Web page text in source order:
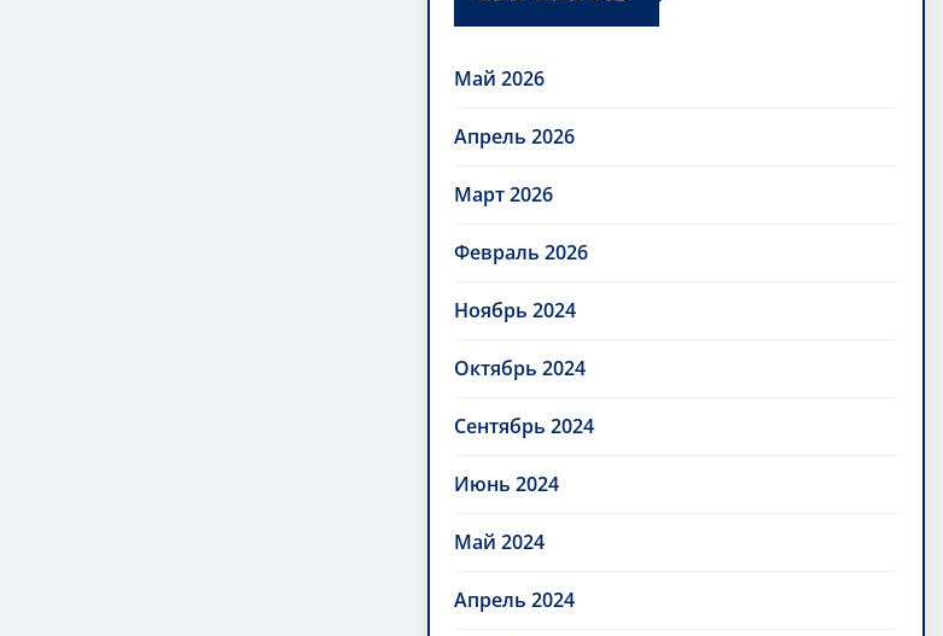
Май 2026
Апрель 2026
Март 2026
Февраль 2026
Ноябрь 2024
Октябрь 2024
Сентябрь 2024
Июнь 2024
Май 2024
Апрель 2024